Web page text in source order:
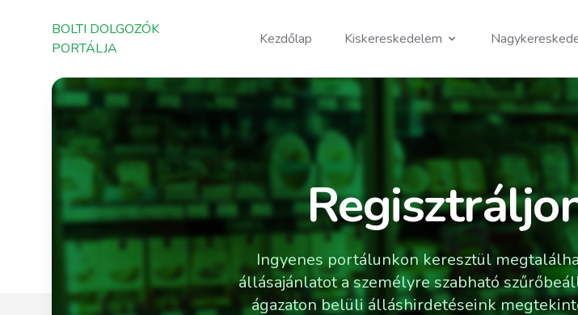
BOLTI DOLGOZÓK PORTÁLJA
BOLTI DOLGOZÓK
PORTÁLJA
Kezdőlap Kiskereskedelem
Ingyenes portálunkon keresztül
állásajánlatot a személyre szabható
ágazaton belüli álláshirdetéseink